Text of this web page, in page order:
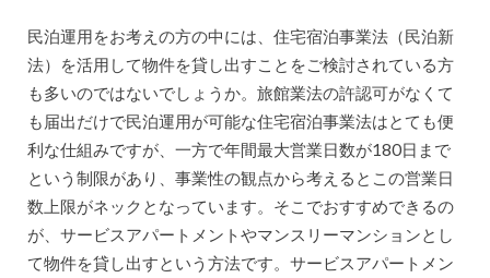
民泊運用をお考えの方の中には、住宅宿泊事業法（民泊新
法）を活用して物件を貸し出すことをご検討されている方
も多いのではないでしょうか。旅館業法の許認可がなくて
も届出だけで民泊運用が可能な住宅宿泊事業法はとても便
利な仕組みですが、一方で年間最大営業日数が180日まで
という制限があり、事業性の観点から考えるとこの営業日
数上限がネックとなっています。そこでおすすめできるの
が、サービスアパートメントやマンスリーマンションとし
て物件を貸し出すという方法です。サービスアパートメン